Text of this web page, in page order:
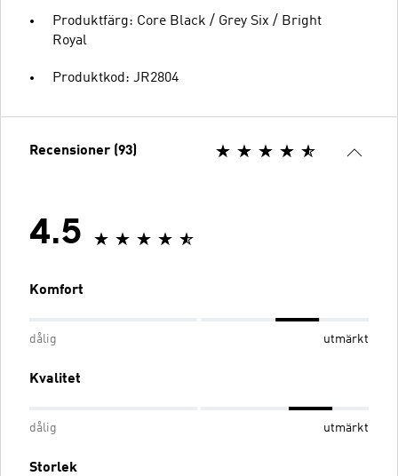
Produktfärg: Core Black / Grey Six / Bright
Royal
Produktkod: JR2804
Recensioner (93)
4.5
Komfort
dålig utmärkt
Kvalitet
dålig utmärkt
Storlek